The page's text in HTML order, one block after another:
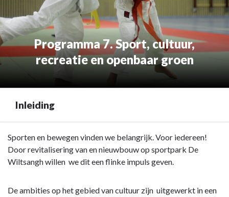
Programma 7. Sport, cultuur,
recreatie en openbaar groen
Inleiding
Terug
naar
navigatie
Programma
Sporten en bewegen vinden we belangrijk. Voor iedereen!
Door revitalisering van en nieuwbouw op sportpark De
Wiltsangh willen we dit een flinke impuls geven.
De ambities op het gebied van cultuur zijn uitgewerkt in een